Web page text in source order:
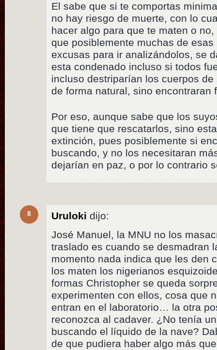
El sabe que si te comportas
no hay riesgo de muerte, con lo
hacer algo para que te maten o
que posiblemente muchas de
excusas para ir analizándolos, se
esta condenado incluso si todos
incluso destriparían los cuerpos
de forma natural, sino encontraran
Por eso, aunque sabe que los
que tiene que rescatarlos, sino
extinción, pues posiblemente si
buscando, y no los necesitaran
dejarían en paz, o por lo contrario
8 Uruloki dijo:
José Manuel, la MNU no los
traslado es cuando se desmadran
momento nada indica que les den
los maten los nigerianos
formas Christopher se queda
experimenten con ellos, cosa que
entran en el laboratorio… la otra
reconozca al cadaver. ¿No tenía
buscando el líquido de la nave?
de que pudiera haber algo más